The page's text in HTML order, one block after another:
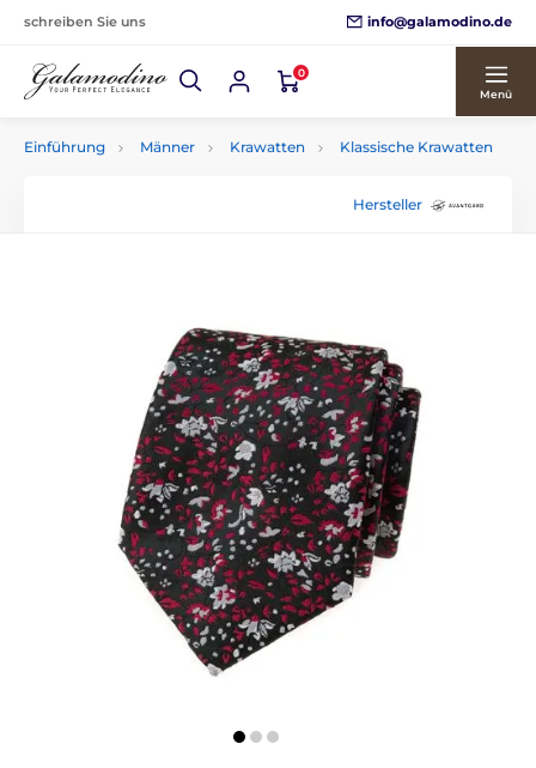
schreiben Sie uns info@galamodino.de
0
Menü
Einführung Männer Krawatten Klassische Krawatten
Hersteller